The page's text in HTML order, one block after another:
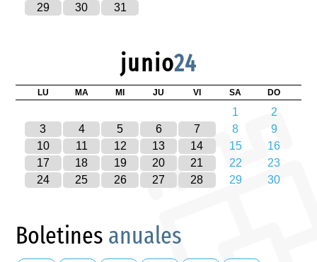
29
30 31
junio24
LU MA MI JU VI SA DO
1
2
3
4 5 6 7 8
9
10
11 12 13 14 15
16
17
18 19 20 21 22
23
24
25 26 27 28 29 30
Boletines anuales